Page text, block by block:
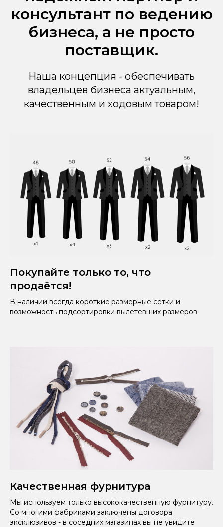
консультант по ведению
бизнеса, а не просто
поставщик.
Наша концепция - обеспечивать
владельцев бизнеса актуальным,
качественным и ходовым товаром!
Покупайте только то, что
продаётся!
В наличии всегда короткие размерные сетки и
возможность подсортировки вылетевших размеров
Качественная фурнитура
Мы используем только высококачественную фурнитуру.
Со многими фабриками заключены договора
эксклюзивов - в соседних магазинах вы не увидите